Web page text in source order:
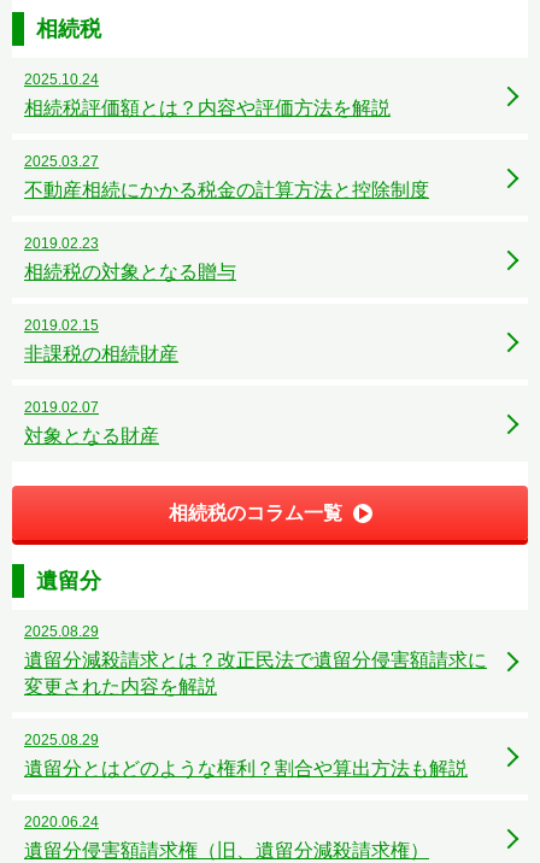
相続税
2025.10.24
相続税評価額とは？内容や評価方法を解説
2025.03.27
不動産相続にかかる税金の計算方法と控除制度
2019.02.23
相続税の対象となる贈与
2019.02.15
非課税の相続財産
2019.02.07
対象となる財産
相続税のコラム一覧
遺留分
2025.08.29
遺留分減殺請求とは？改正民法で遺留分侵害額請求に
変更された内容を解説
2025.08.29
遺留分とはどのような権利？割合や算出方法も解説
2020.06.24
遺留分侵害額請求権（旧、遺留分減殺請求権）